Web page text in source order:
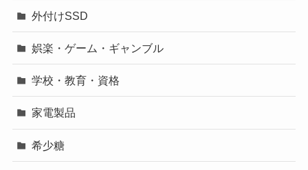
外付けSSD
娯楽・ゲーム・ギャンブル
学校・教育・資格
家電製品
希少糖